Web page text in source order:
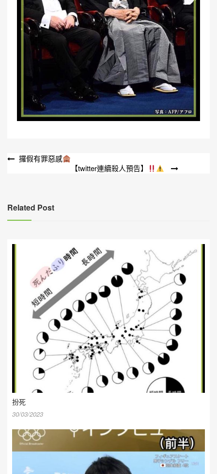
文
覽
攞假有罪惡感
【twitter連續殺人預告】
Related Post
扮死
30/03/2023